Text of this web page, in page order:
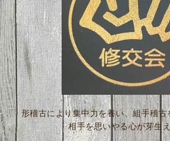
形稽古により集中力を養い、組手稽
相手を思いやる心が芽生